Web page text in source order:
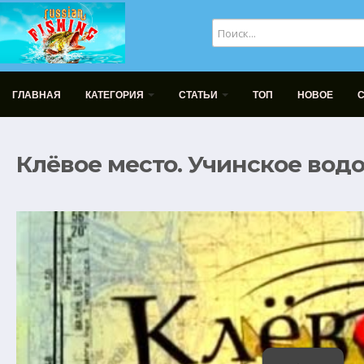
ГЛАВНАЯ КАТЕГОРИЯ СТАТЬИ ТОП НОВОЕ
Клёвое место. Учинское